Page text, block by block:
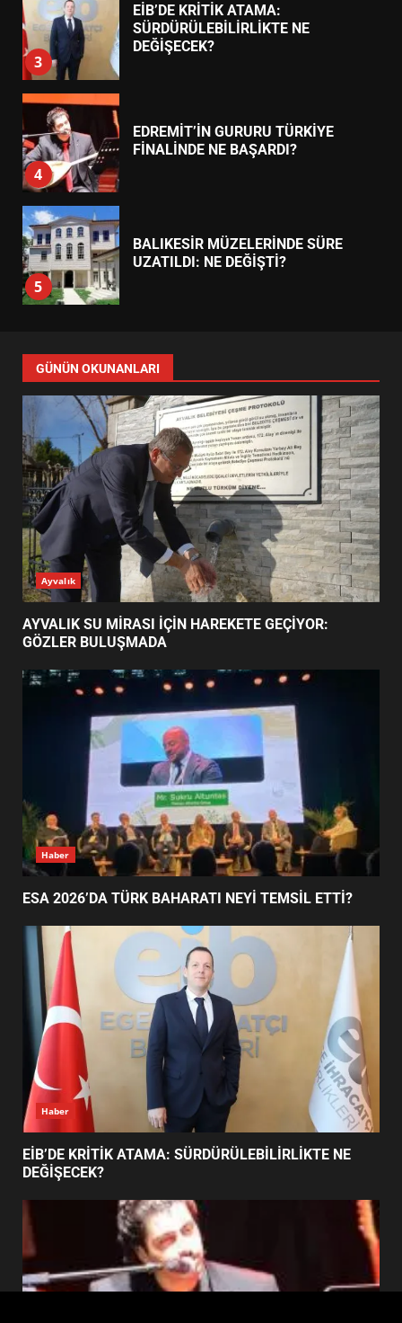
3
EİB’DE KRİTİK ATAMA:
SÜRDÜRÜLEBİLİRLİKTE NE
DEĞİŞECEK?
4
EDREMİT’İN GURURU TÜRKİYE
FİNALİNDE NE BAŞARDI?
5
BALIKESİR MÜZELERİNDE SÜRE
UZATILDI: NE DEĞİŞTİ?
6
TURNUVASI KAYITLARI NEYİ
DEĞİŞTİRİYOR?
7
BURHANİYE BELEDİYESPOR’DA
YENİ YÖNETİM NASIL
ŞEKİLLENDİ?
1
AYVALIK SU MİRASI İÇİN
HAREKETE GEÇİYOR: GÖZLER
BULUŞMADA
ESA 2026’DA TÜRK BAHARATI
NEYİ TEMSİL ETTİ?
3
EİB’DE KRİTİK ATAMA:
SÜRDÜRÜLEBİLİRLİKTE NE
DEĞİŞECEK?
4
FİNALİNDE NE BAŞARDI?
5
BALIKESİR MÜZELERİNDE SÜRE
UZATILDI: NE DEĞİŞTİ?
BURHANİYE SATRANÇ
TURNUVASI KAYITLARI NEYİ
7
BURHANİYE BELEDİYESPOR’DA
YENİ YÖNETİM NASIL
ŞEKİLLENDİ?
GÜNÜN OKUNANLARI
Ayvalık
AYVALIK SU MİRASI İÇİN HAREKETE GEÇİYOR:
GÖZLER BULUŞMADA
Haber
ESA 2026’DA TÜRK BAHARATI NEYİ TEMSİL ETTİ?
Haber
EİB’DE KRİTİK ATAMA: SÜRDÜRÜLEBİLİRLİKTE NE
DEĞİŞECEK?